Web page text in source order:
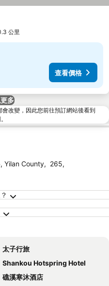
公里
查看價格
多
改變，因此您前往預訂網站後看到
Yilan County, 265,
太子行旅
Shankou Hotspring Hotel
礁溪寒沐酒店